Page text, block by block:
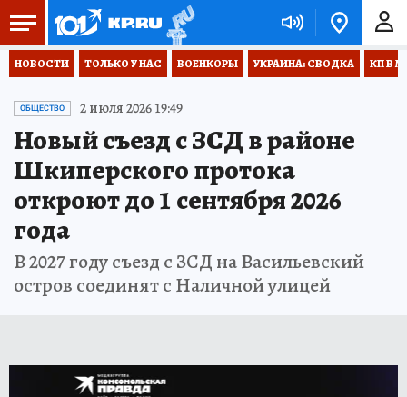
НОВОСТИ ТОЛЬКО У НАС ВОЕНКОРЫ УКРАИНА: СВОДКА КП В
ОБЩЕСТВО 2 июля 2026 19:49
Новый съезд с ЗСД в районе
Шкиперского протока
откроют до 1 сентября 2026
года
В 2027 году съезд с ЗСД на Васильевский
остров соединят с Наличной улицей